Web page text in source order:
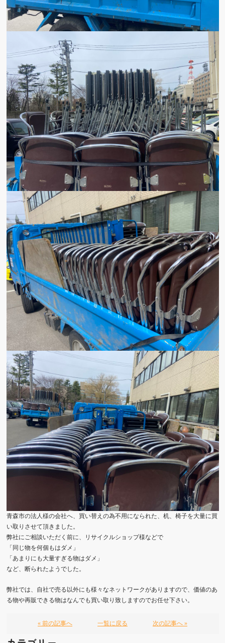
青森市の法人様の会社へ、買い替えの為不用になられた、机、椅子を大量に買
い取りさせて頂きました。
弊社にご相談いただく前に、リサイクルショップ様などで
「同じ物を何個もはダメ」
「あまりにも大量すぎる物はダメ」
など、断られたようでした。
弊社では、自社で売る以外にも様々なネットワークがありますので、価値のあ
る物や再販できる物はなんでも買い取り致しますのでお任せ下さい。
« 前の記事へ 一覧に戻る 次の記事へ »